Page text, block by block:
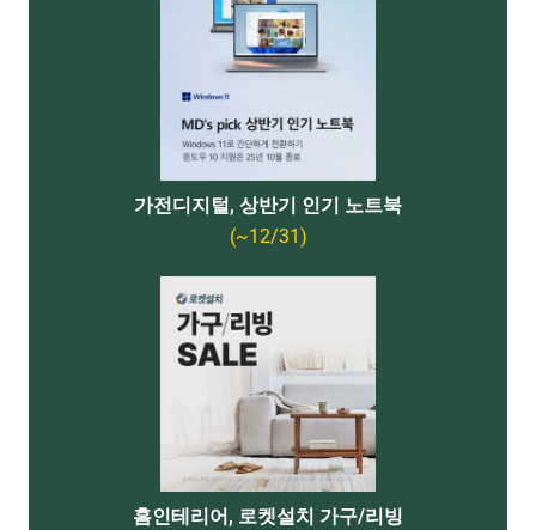
가전디지털, 상반기 인기 노트북
(~12/31)
홈인테리어, 로켓설치 가구/리빙